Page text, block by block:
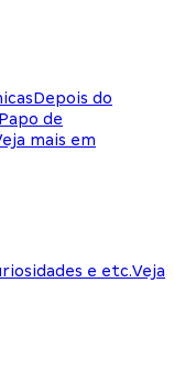
Depois do
Papo de
mais em
e etc.Veja